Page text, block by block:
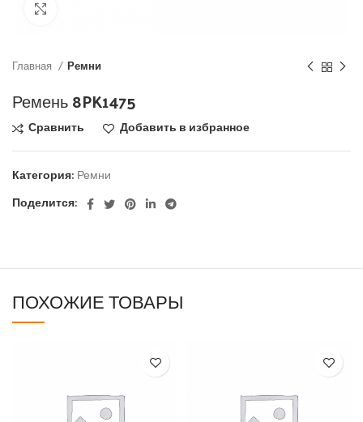
Главная Ремни
Ремень 8PK1475
Сравнить Добавить в избранное
Категория: Ремни
Поделится:
ПОХОЖИЕ ТОВАРЫ